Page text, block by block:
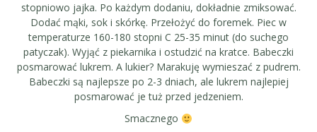
stopniowo jajka. Po każdym dodaniu, dokładnie zmiksować.
Dodać mąki, sok i skórkę. Przełożyć do foremek. Piec w
temperaturze 160-180 stopni C 25-35 minut (do suchego
patyczak). Wyjąć z piekarnika i ostudzić na kratce. Babeczki
posmarować lukrem. A lukier? Marakuję wymieszać z pudrem.
Babeczki są najlepsze po 2-3 dniach, ale lukrem najlepiej
posmarować je tuż przed jedzeniem.
Smacznego